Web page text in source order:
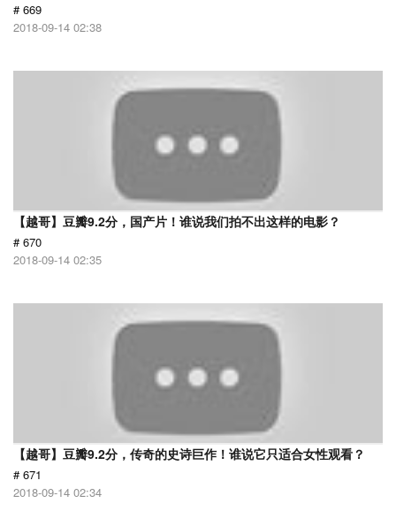
# 669
2018-09-14 02:38
【越哥】豆瓣9.2分，国产片！谁说我们拍不出这样的电影？
# 670
2018-09-14 02:35
【越哥】豆瓣9.2分，传奇的史诗巨作！谁说它只适合女性观看？
# 671
2018-09-14 02:34